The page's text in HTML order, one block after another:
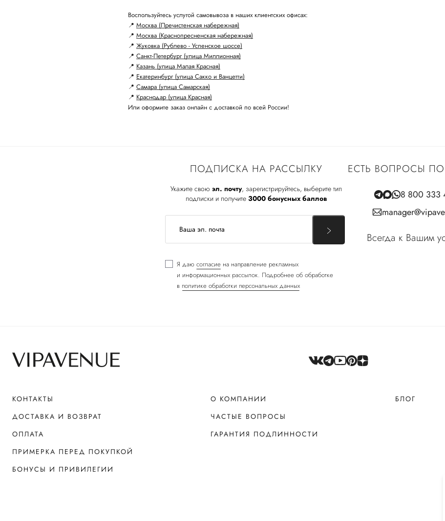
Воспользуйтесь услугой самовывоза в наших клиентских офисах:
📍 Москва (Пречистенская набережная)
📍 Москва (Краснопресненская набережная)
📍 Жуковка (Рублево - Успенское шоссе)
📍 Санкт-Петербург (улица Миллионная)
📍 Казань (улица Малая Красная)
📍 Екатеринбург (улица Сакко и Ванцетти)
📍 Самара (улица Самарская)
📍 Краснодар (улица Красная)
Или оформите заказ онлайн с доставкой по всей России!
ПОДПИСКА НА РАССЫЛКУ
Укажите свою эл. почту, зарегистрируйтесь, выберите тип
подписки и получите 3000 бонусных баллов
Я даю согласие на направление рекламных
и информационных рассылок. Подробнее об обработке
в политике обработки персональных данных
ЕСТЬ ВОПРОСЫ ПО
8 800 333
Всегда к Вашим
КОНТАКТЫ
ДОСТАВКА И ВОЗВРАТ
ОПЛАТА
ПРИМЕРКА ПЕРЕД ПОКУПКОЙ
БОНУСЫ И ПРИВИЛЕГИИ
О КОМПАНИИ
ЧАСТЫЕ ВОПРОСЫ
ГАРАНТИЯ ПОДЛИННОСТИ
БЛОГ